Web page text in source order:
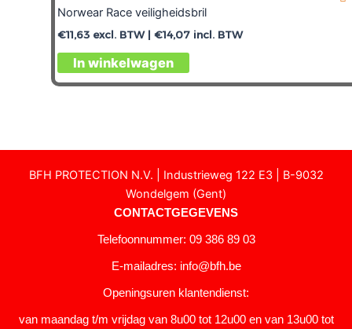
Norwear Race veiligheidsbril
€11,63 excl. BTW | €14,07 incl. BTW
In winkelwagen
BFH PROTECTION N.V. | Industrieweg 122 E3 | B-9032
Wondelgem (Gent)
CONTACTGEGEVENS
Telefoonnummer: 09 386 89 03
E-mailadres: info@bfh.be
Openingsuren klantendienst:
van maandag t/m vrijdag van 8u00 tot 12u00 en van 13u00 tot